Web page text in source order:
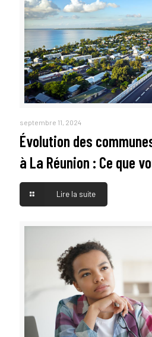
septembre 11, 2024
Évolution des
à La Réunion : Ce que
Lire la suite